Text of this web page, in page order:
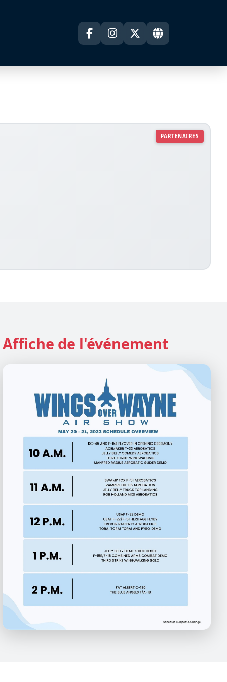
PARTENAIRES
Affiche de l'événement